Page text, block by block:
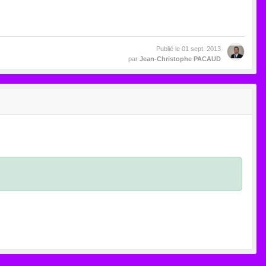
Publié le 01 sept. 2013
par Jean-Christophe PACAUD